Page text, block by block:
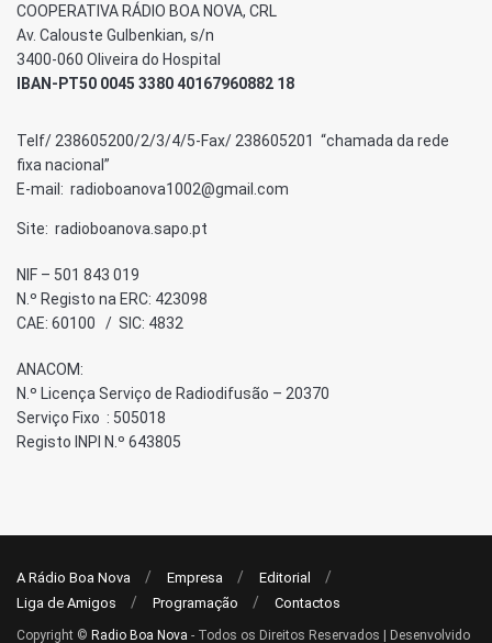
COOPERATIVA RÁDIO BOA NOVA, CRL
Av. Calouste Gulbenkian, s/n
3400-060 Oliveira do Hospital
IBAN-PT50 0045 3380 40167960882 18
Telf/ 238605200/2/3/4/5-Fax/ 238605201 “chamada da rede
fixa nacional”
E-mail: radioboanova1002@gmail.com
Site: radioboanova.sapo.pt
NIF – 501 843 019
N.º Registo na ERC: 423098
CAE: 60100 / SIC: 4832
ANACOM:
N.º Licença Serviço de Radiodifusão – 20370
Serviço Fixo : 505018
Registo INPI N.º 643805
A Rádio Boa Nova Empresa
Editorial
Liga de Amigos
Programação Contactos
Copyright © Radio Boa Nova - Todos os Direitos Reservados | Desenvolvido